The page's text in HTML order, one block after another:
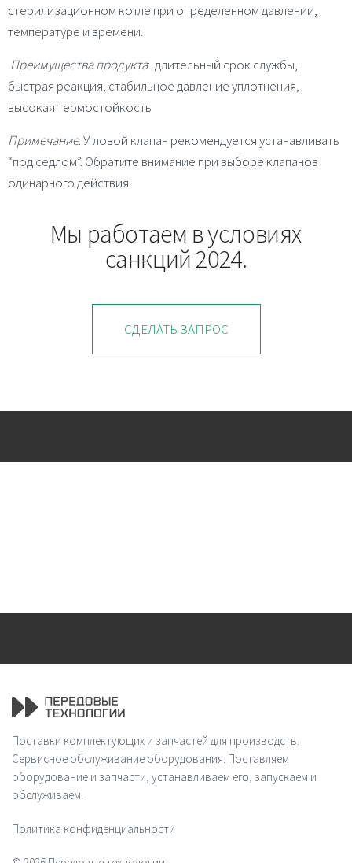
стерилизационном котле при определенном давлении,
температуре и времени.
Преимущества продукта: длительный срок службы,
быстрая реакция, стабильное давление уплотнения,
высокая термостойкость
Примечание: Угловой клапан рекомендуется устанавливать
“под седлом”. Обратите внимание при выборе клапанов
одинарного действия.
Мы работаем в условиях
санкций 2024.
СДЕЛАТЬ ЗАПРОС
Поставки комплектующих и запчастей для производств.
Сервисное обслуживание оборудования. Поставляем
оборудование и запчасти, устанавливаем его, запускаем и
обслуживаем.
Политика конфиденциальности